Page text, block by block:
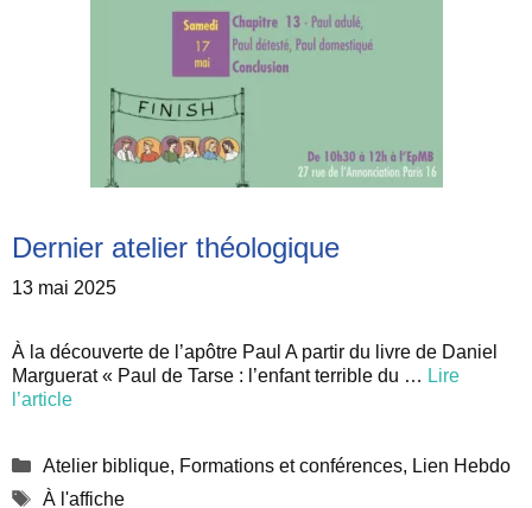
Dernier atelier théologique
13 mai 2025
À la découverte de l’apôtre Paul A partir du livre de Daniel
Marguerat « Paul de Tarse : l’enfant terrible du … Lire
l’article
Catégories
Atelier biblique, Formations et conférences, Lien Hebdo
Étiquettes
À l'affiche